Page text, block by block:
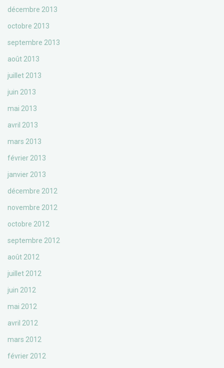
décembre 2013
octobre 2013
septembre 2013
août 2013
juillet 2013
juin 2013
mai 2013
avril 2013
mars 2013
février 2013
janvier 2013
décembre 2012
novembre 2012
octobre 2012
septembre 2012
août 2012
juillet 2012
juin 2012
mai 2012
avril 2012
mars 2012
février 2012